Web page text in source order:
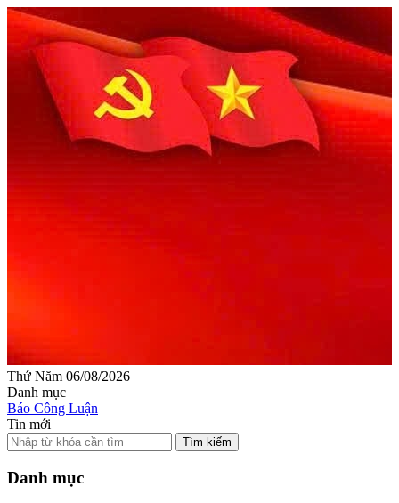
Thứ Năm 06/08/2026
Danh mục
Báo Công Luận
Tin mới
Tìm kiếm
Danh mục